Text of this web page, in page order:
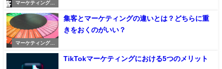
マーケティングの
マーケティングの
集客とマーケティングの違いとは？どちらに重
きをおくのがいい？
TikTokマーケティングにおける5つのメリット